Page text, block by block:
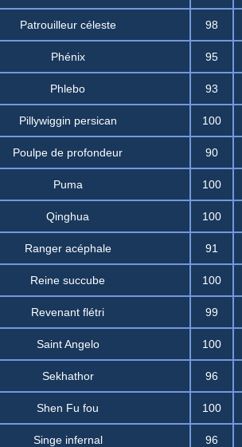
Patrouilleur céleste 98
Phénix 95
Phlebo 93
Pillywiggin persican 100
Poulpe de profondeur 90
Puma 100
Qinghua 100
Ranger acéphale 91
Reine succube 100
Revenant flétri 99
Saint Angelo 100
Sekhathor 96
Shen Fu fou 100
Singe infernal 96